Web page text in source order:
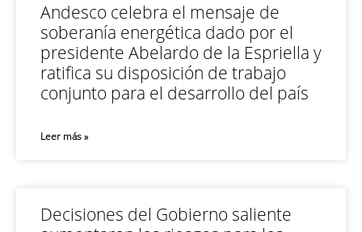
Andesco celebra el mensaje de
soberanía energética dado por el
presidente Abelardo de la Espriella y
ratifica su disposición de trabajo
conjunto para el desarrollo del país
Leer más »
Decisiones del Gobierno saliente